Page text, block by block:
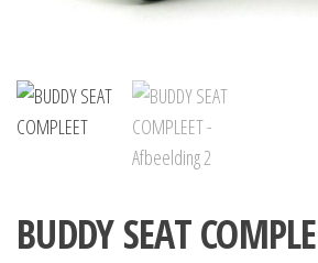
BUDDY SEAT